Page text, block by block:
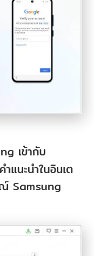
เข้ากับ
แนะนำในอินเต
ณ์ Samsung